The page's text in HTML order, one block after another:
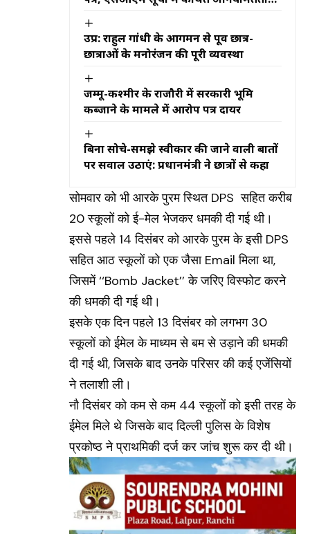
उप्र: राहुल गांधी के आगमन से पूर्व छात्र-
छात्राओं के मनोरंजन की पूरी व्यवस्था
जम्मू-कश्मीर के राजौरी में सरकारी भूमि
कब्जाने के मामले में आरोप पत्र दायर
बिना सोचे-समझे स्वीकार की जाने वाली बातों
पर सवाल उठाएं: प्रधानमंत्री ने छात्रों से कहा
सोमवार को भी आरके पुरम स्थित DPS सहित करीब
20 स्कूलों को ई-मेल भेजकर धमकी दी गई थी।
इससे पहले 14 दिसंबर को आरके पुरम के इसी DPS
सहित आठ स्कूलों को एक जैसा Email मिला था,
जिसमें ‘‘Bomb Jacket’’ के जरिए विस्फोट करने
की धमकी दी गई थी।
इसके एक दिन पहले 13 दिसंबर को लगभग 30
स्कूलों को ईमेल के माध्यम से बम से उड़ाने की धमकी
दी गई थी, जिसके बाद उनके परिसर की कई एजेंसियों
ने तलाशी ली।
नौ दिसंबर को कम से कम 44 स्कूलों को इसी तरह के
ईमेल मिले थे जिसके बाद दिल्ली पुलिस के विशेष
प्रकोष्ठ ने प्राथमिकी दर्ज कर जांच शुरू कर दी थी।